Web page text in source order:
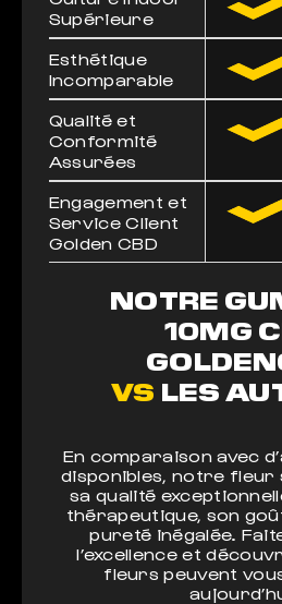
Supérieure
Esthétique
Incomparable
Qualité et
Conformité
Assurées
Engagement et
Service Client
Golden CBD
NOTRE
10MG
VS LES
En comparaison avec
disponibles, notre fleur
sa qualité
thérapeutique, son
pureté inégalée.
l’excellence et
fleurs peuvent